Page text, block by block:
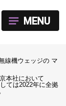
線機ウェッジの マ
本社において
ては2022年に全拠
MENU